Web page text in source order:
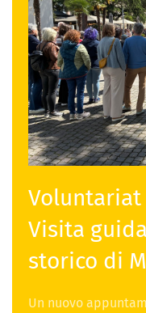
Voluntariat
Visita
storico di
Un nuovo